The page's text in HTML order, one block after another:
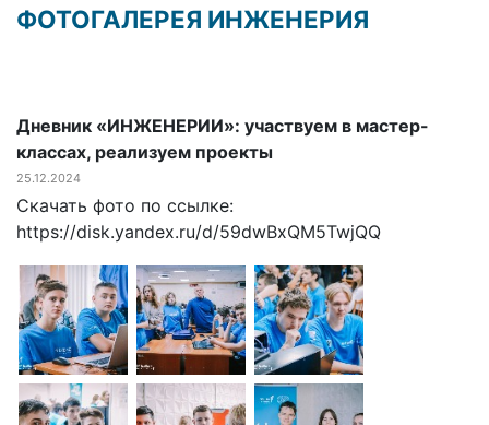
ФОТОГАЛЕРЕЯ ИНЖЕНЕРИЯ
Дневник «ИНЖЕНЕРИИ»: участвуем в мастер-
классах, реализуем проекты
25.12.2024
Скачать фото по ссылке:
https://disk.yandex.ru/d/59dwBxQM5TwjQQ